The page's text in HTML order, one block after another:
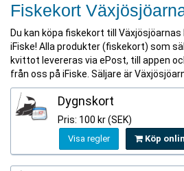
Fiskekort
Du kan köpa fiskekort till Växjösjöarnas
iFiske! Alla produkter (fiskekort) som
kvittot levereras via ePost, till appen
från oss på iFiske. Säljare är
Dygnskort
Pris: 100 kr (SEK)
Visa regler Köp